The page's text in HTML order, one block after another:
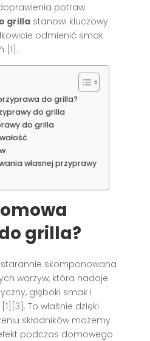
potraw.
grilla stanowi kluczowy
odmienić smak
[1].
do grilla?
do grilla
do grilla
własnej przyprawy
grilla?
skomponowana
warzyw, która nadaje
głęboki smak i
To właśnie dzięki
składników możemy
podczas domowego